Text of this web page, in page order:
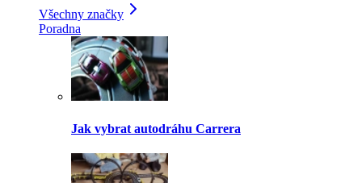
Všechny značky
Poradna
Jak vybrat autodráhu Carrera